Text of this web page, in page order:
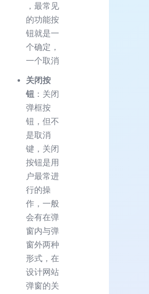
，最常见
的功能按
钮就是一
个确定，
一个取消
关闭按
钮 ：关闭
弹框按
钮，但不
是取消
键，关闭
按钮是用
户最常进
行的操
作，一般
会有在弹
窗内与弹
窗外两种
形式，在
设计网站
弹窗的关